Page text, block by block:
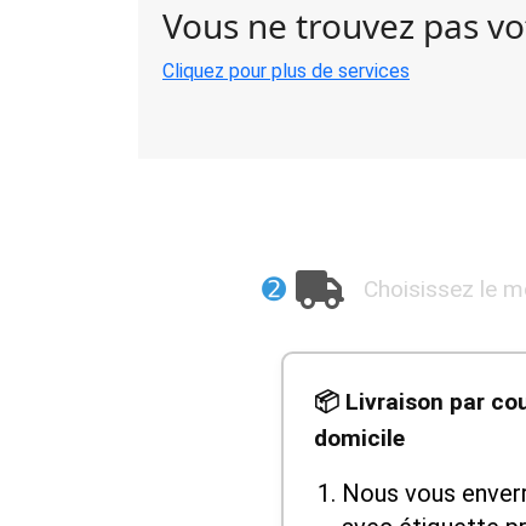
Vous ne trouvez pas
Cliquez pour plus de services
➋ Choisissez le
📦 Livraison par
domicile
Nous vous